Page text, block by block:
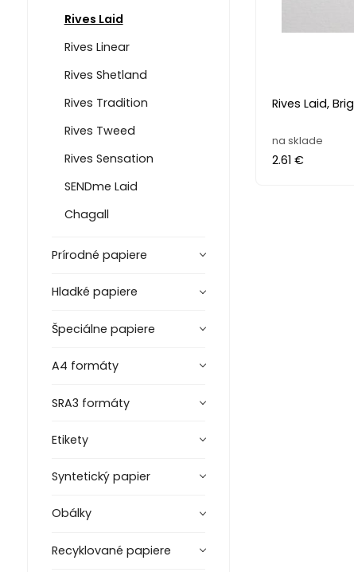
Rives Laid
Rives Linear
Rives Shetland
Rives Tradition
Rives Tweed
Rives Sensation
SENDme Laid
Chagall
Prírodné papiere
Hladké papiere
Špeciálne papiere
A4 formáty
SRA3 formáty
Etikety
Syntetický papier
Obálky
Recyklované papiere
Rives Laid,
na sklade
2.61 €